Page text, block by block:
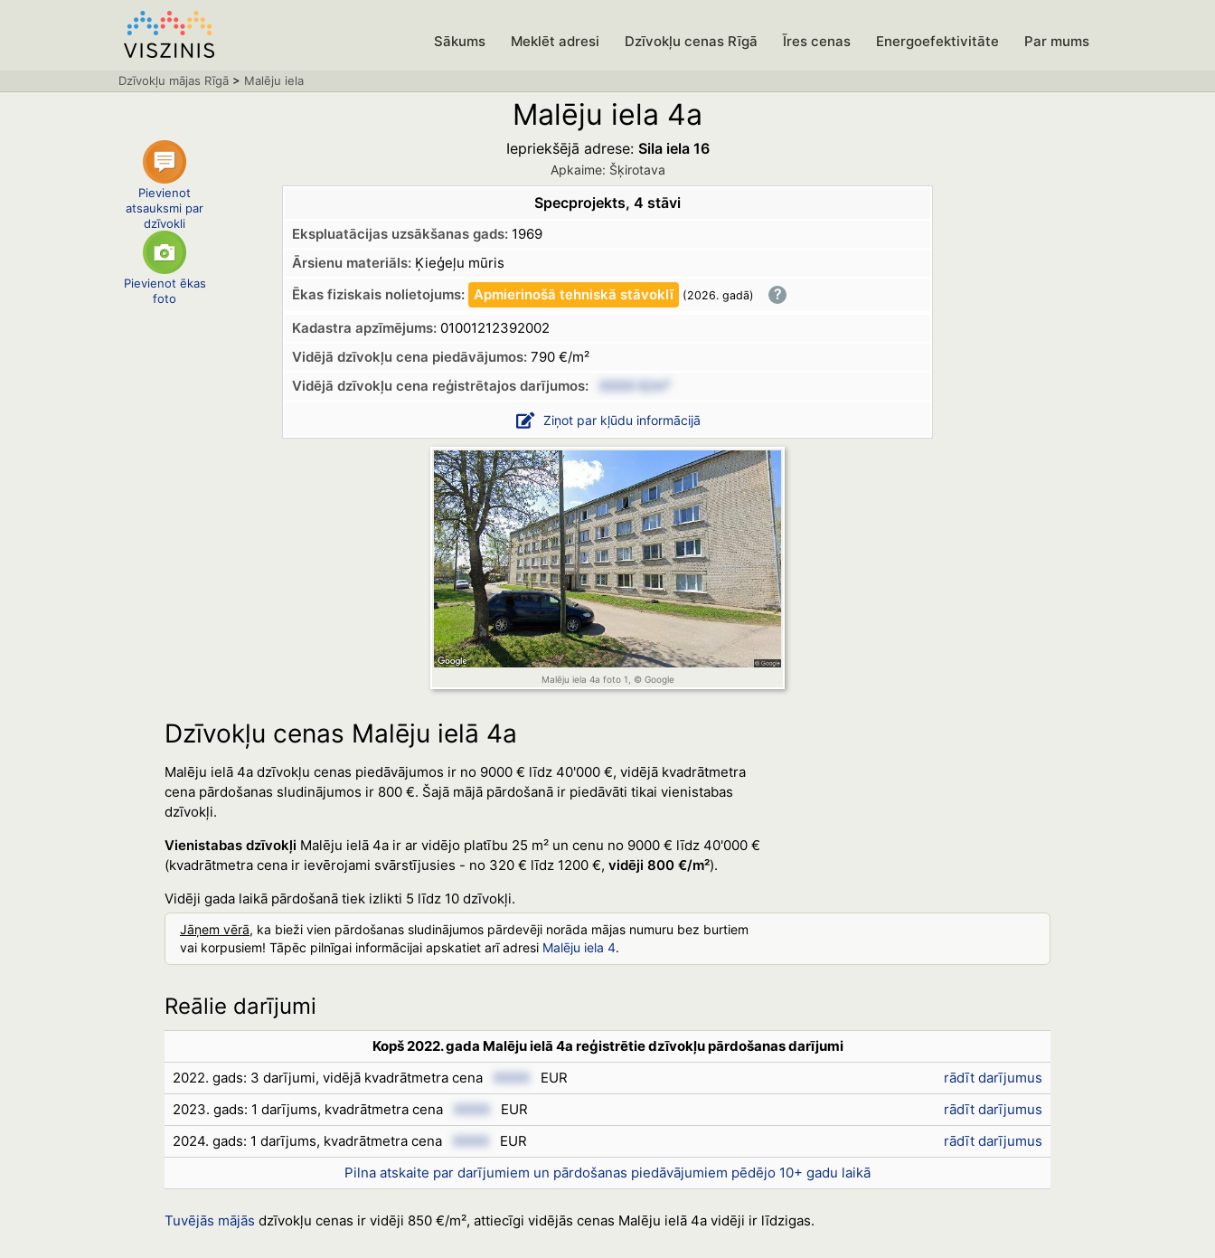
Sākums Meklēt adresi Dzīvokļu cenas Rīgā Īres cenas Energoefektivitāte Par mums
Dzīvokļu mājas Rīgā > Malēju iela
Malēju iela 4a
Iepriekšējā adrese: Sila iela 16
Apkaime: Šķirotava
Pievienot
atsauksmi par
dzīvokli
Pievienot ēkas
foto
Specprojekts, 4 stāvi
Ekspluatācijas uzsākšanas gads: 1969
Ārsienu materiāls: Ķieģeļu mūris
Ēkas fiziskais nolietojums: Apmierinošā tehniskā stāvoklī (2026. gadā) ?
Kadastra apzīmējums: 01001212392002
Vidējā dzīvokļu cena piedāvājumos: 790 €/m²
Vidējā dzīvokļu cena reģistrētajos darījumos: XXXX €/m²
Ziņot par kļūdu informācijā
Malēju iela 4a foto 1, © Google
Dzīvokļu cenas Malēju ielā 4a
Malēju ielā 4a dzīvokļu cenas piedāvājumos ir no 9000 € līdz 40'000 €, vidējā kvadrātmetra
cena pārdošanas sludinājumos ir 800 €. Šajā mājā pārdošanā ir piedāvāti tikai vienistabas
dzīvokļi.
Vienistabas dzīvokļi Malēju ielā 4a ir ar vidējo platību 25 m² un cenu no 9000 € līdz 40'000 €
(kvadrātmetra cena ir ievērojami svārstījusies - no 320 € līdz 1200 €, vidēji 800 €/m²).
Vidēji gada laikā pārdošanā tiek izlikti 5 līdz 10 dzīvokļi.
Jāņem vērā, ka bieži vien pārdošanas sludinājumos pārdevēji norāda mājas numuru bez burtiem
vai korpusiem! Tāpēc pilnīgai informācijai apskatiet arī adresi Malēju iela 4.
Reālie darījumi
Kopš 2022. gada Malēju ielā 4a reģistrētie dzīvokļu pārdošanas darījumi
2022. gads: 3 darījumi, vidējā kvadrātmetra cena
XXXX EUR
rādīt darījumus
2023. gads: 1 darījums, kvadrātmetra cena
XXXX EUR
rādīt darījumus
2024. gads: 1 darījums, kvadrātmetra cena
XXXX EUR
rādīt darījumus
Pilna atskaite par darījumiem un pārdošanas piedāvājumiem pēdējo 10+ gadu laikā
Tuvējās mājās dzīvokļu cenas ir vidēji 850 €/m², attiecīgi vidējās cenas Malēju ielā 4a vidēji ir līdzigas.